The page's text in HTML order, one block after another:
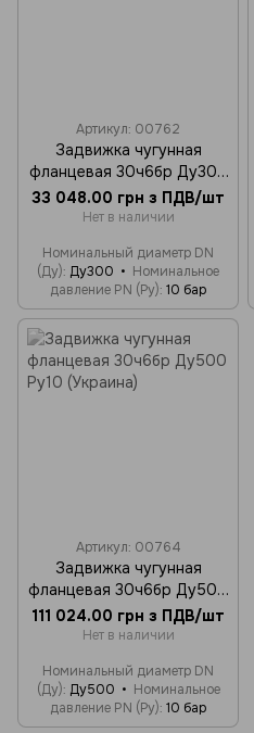
Артикул: 00762
Задвижка чугунная
фланцевая 30ч6бр Ду300
Ру10 (Украина)
33 048.00 грн з ПДВ/шт
Нет в наличии
Номинальный диаметр DN
(Ду) Ду300
Номинальное
давление PN (Ру) 10 бар
Артикул: 00764
Задвижка чугунная
фланцевая 30ч6бр Ду500
Ру10 (Украина)
111 024.00 грн з ПДВ/шт
Нет в наличии
Номинальный диаметр DN
(Ду) Ду500
Номинальное
давление PN (Ру) 10 бар